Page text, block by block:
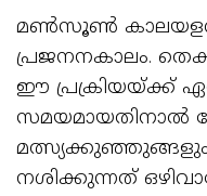
മൺസൂൺ
പ്രജനനകാലം.
ഈ പ്രക്രിയയ്ക്ക്
സമയമായതിനാൽ
മത്സ്യക്കുഞ്ഞുങ്ങളും
നശിക്കുന്നത്